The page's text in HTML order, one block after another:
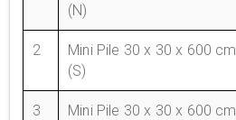
(N)
2
Mini Pile 30 x 30 x 600 cm
(S)
3
Mini Pile 30 x 30 x 600 cm